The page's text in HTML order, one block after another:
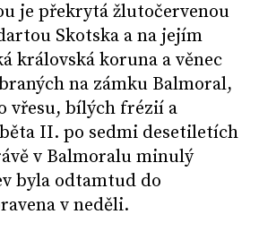
je překrytá žlutočervenou
Skotska a na jejím
královská koruna a věnec
na zámku Balmoral,
vřesu, bílých frézií a
II. po sedmi desetiletích
v Balmoralu minulý
byla odtamtud do
v neděli.